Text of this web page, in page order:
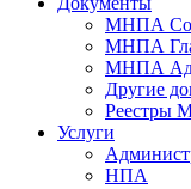
МНПА
МНПА
МНПА
Другие
Реестры
Услуги
НПА